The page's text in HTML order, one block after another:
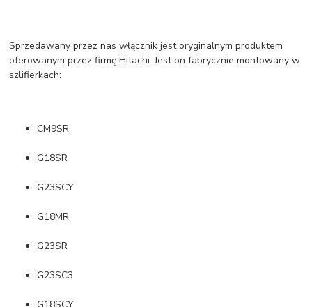
Sprzedawany przez nas włącznik jest oryginalnym produktem
oferowanym przez firmę Hitachi. Jest on fabrycznie montowany w
szlifierkach:
CM9SR
G18SR
G23SCY
G18MR
G23SR
G23SC3